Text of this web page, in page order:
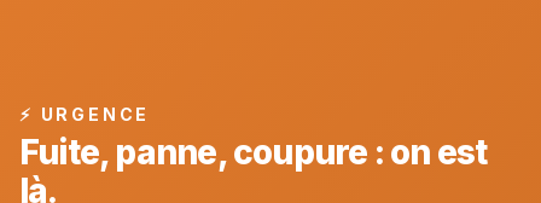
⚡ URGENCE
Fuite, panne, coupure : on est
là.